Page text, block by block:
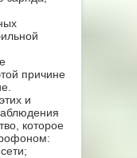
причине
и
которое